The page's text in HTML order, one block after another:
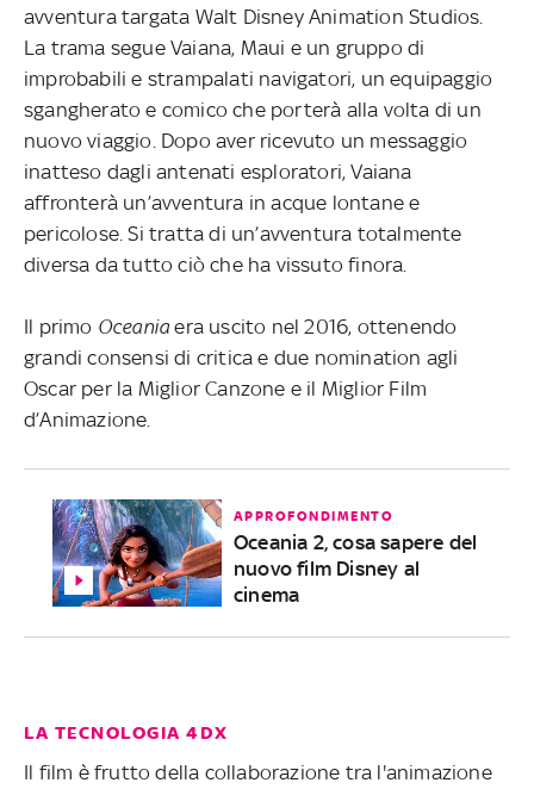
avventura targata Walt Disney Animation Studios.
La trama segue Vaiana, Maui e un gruppo di
improbabili e strampalati navigatori, un equipaggio
sgangherato e comico che porterà alla volta di un
nuovo viaggio. Dopo aver ricevuto un messaggio
inatteso dagli antenati esploratori, Vaiana
affronterà un’avventura in acque lontane e
pericolose. Si tratta di un’avventura totalmente
diversa da tutto ciò che ha vissuto finora.
Il primo Oceaniaera uscito nel 2016, ottenendo
grandi consensi di critica e due nomination agli
Oscar per la Miglior Canzone e il Miglior Film
d’Animazione.
APPROFONDIMENTO
Oceania 2, cosa sapere del
nuovo film Disney al
cinema
LA TECNOLOGIA 4DX
Il film è frutto della collaborazione tra l'animazione